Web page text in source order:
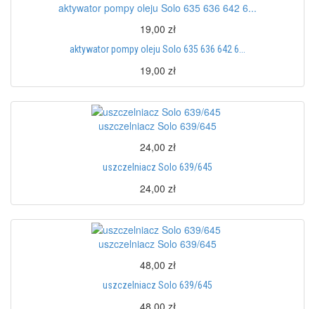
aktywator pompy oleju Solo 635 636 642 6...
19,00 zł
aktywator pompy oleju Solo 635 636 642 6...
19,00 zł
uszczelniacz Solo 639/645
24,00 zł
uszczelniacz Solo 639/645
24,00 zł
uszczelniacz Solo 639/645
48,00 zł
uszczelniacz Solo 639/645